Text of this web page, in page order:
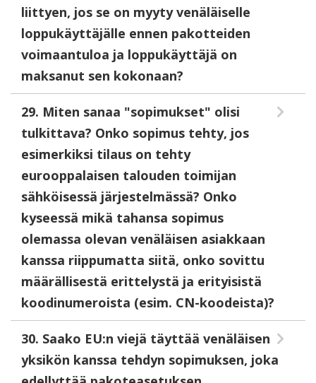
liittyen, jos se on myyty venäläiselle
loppukäyttäjälle ennen pakotteiden
voimaantuloa ja loppukäyttäjä on
maksanut sen kokonaan?
29. Miten sanaa "sopimukset" olisi
tulkittava? Onko sopimus tehty, jos
esimerkiksi tilaus on tehty
eurooppalaisen talouden toimijan
sähköisessä järjestelmässä? Onko
kyseessä mikä tahansa sopimus
olemassa olevan venäläisen asiakkaan
kanssa riippumatta siitä, onko sovittu
määrällisestä erittelystä ja erityisistä
koodinumeroista (esim. CN-koodeista)?
30. Saako EU:n viejä täyttää venäläisen
yksikön kanssa tehdyn sopimuksen, joka